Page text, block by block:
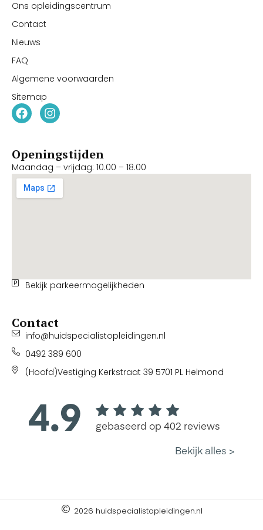
Ons opleidingscentrum
Contact
Nieuws
FAQ
Algemene voorwaarden
Sitemap
Openingstijden
Maandag – vrijdag: 10.00 – 18.00
Bekijk parkeermogelijkheden
Contact
info@huidspecialistopleidingen.nl
0492 389 600
(Hoofd)Vestiging Kerkstraat 39 5701 PL Helmond
2026 huidspecialistopleidingen.nl